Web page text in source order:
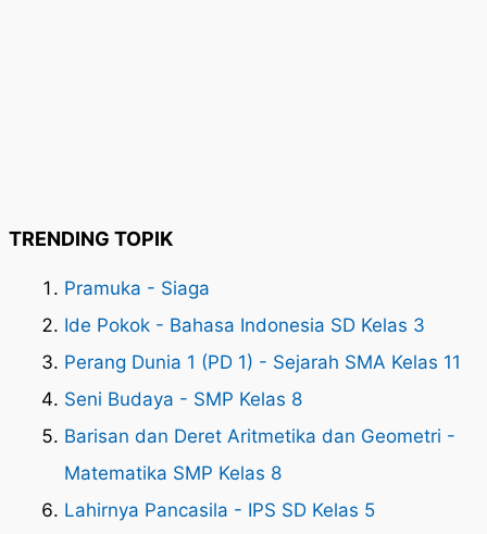
TRENDING TOPIK
Pramuka - Siaga
Ide Pokok - Bahasa Indonesia SD Kelas 3
Perang Dunia 1 (PD 1) - Sejarah SMA Kelas 11
Seni Budaya - SMP Kelas 8
Barisan dan Deret Aritmetika dan Geometri -
Matematika SMP Kelas 8
Lahirnya Pancasila - IPS SD Kelas 5